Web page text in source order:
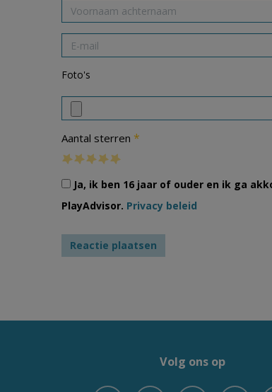
Foto's
Aantal sterren *
Ja, ik ben 16 jaar of ouder en ik ga
PlayAdvisor. Privacy beleid
Volg ons op